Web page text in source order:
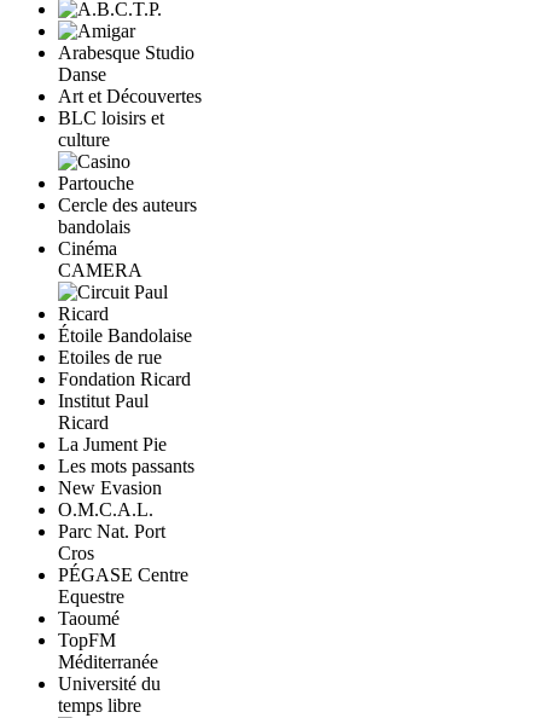
Arabesque Studio
Danse
Art et Découvertes
BLC loisirs et
culture
Cercle des auteurs
bandolais
Cinéma
CAMERA
Étoile Bandolaise
Etoiles de rue
Fondation Ricard
Institut Paul
Ricard
La Jument Pie
Les mots passants
New Evasion
O.M.C.A.L.
Parc Nat. Port
Cros
PÉGASE Centre
Equestre
Taoumé
TopFM
Méditerranée
Université du
temps libre